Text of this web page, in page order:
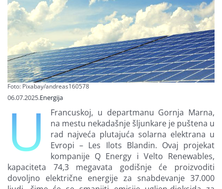
Finansiranje
O nama
Foto: Pixabay/andreas160578
06.07.2025.Energija
U
Francuskoj, u departmanu Gornja Marna,
na mestu nekadašnje šljunkare je puštena u
rad najveća plutajuća solarna elektrana u
Evropi – Les Ilots Blandin. Ovaj projekat
kompanije Q Energy i Velto Renewables,
kapaciteta 74,3 megavata godišnje će proizvoditi
dovoljno električne energije za snabdevanje 37.000